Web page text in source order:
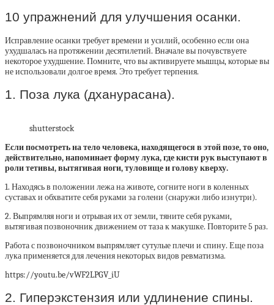
10 упражнений для улучшения осанки.
Исправление осанки требует времени и усилий, особенно если она
ухудшалась на протяжении десятилетий. Вначале вы почувствуете
некоторое ухудшение. Помните, что вы активируете мышцы, которые вы
не использовали долгое время. Это требует терпения.
1. Поза лука (дханурасана).
shutterstock
Если посмотреть на тело человека, находящегося в этой позе, то оно,
действительно, напоминает форму лука, где кисти рук выступают в
роли тетивы, вытягивая ноги, туловище и голову кверху.
1. Находясь в положении лежа на животе, согните ноги в коленных
суставах и обхватите себя руками за голени (снаружи либо изнутри).
2. Выпрямляя ноги и отрывая их от земли, тяните себя руками,
вытягивая позвоночник движением от таза к макушке. Повторите 5 раз.
Работа с позвоночником выпрямляет сутулые плечи и спину. Еще поза
лука применяется для лечения некоторых видов ревматизма.
https://youtu.be/vWF2LPGV_iU
2. Гиперэкстензия или удлинение спины.